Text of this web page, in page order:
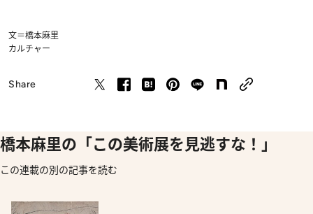
文＝橋本麻里
カルチャー
Share
橋本麻里の「この美術展を見逃すな！」
この連載の別の記事を読む